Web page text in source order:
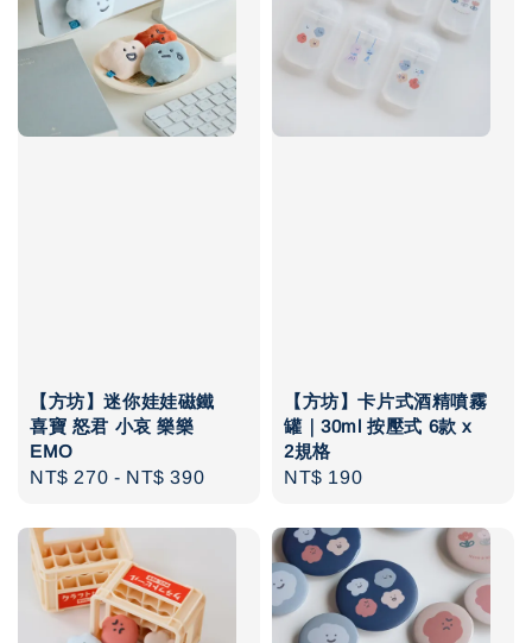
【方坊】迷你娃娃磁鐵
喜寶 怒君 小哀 樂樂
EMO
Regular
NT$ 270 - NT$ 390
【方坊】卡片式酒精噴霧
罐｜30ml 按壓式 6款 x
2規格
Regular
NT$ 190